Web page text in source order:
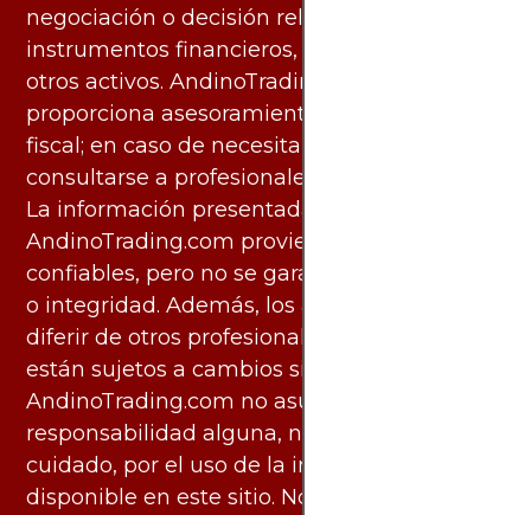
negociación o decisión relacionada con
instrumentos financieros, materias primas u
otros activos. AndinoTrading.com no
proporciona asesoramiento legal, contable o
fiscal; en caso de necesitarlo, debe
consultarse a profesionales especializados.
La información presentada por
AndinoTrading.com proviene de fuentes
confiables, pero no se garantiza su exactitud
o integridad. Además, los análisis pueden
diferir de otros profesionales calificados y
están sujetos a cambios sin previo aviso.
AndinoTrading.com no asume
responsabilidad alguna, ni deber de
cuidado, por el uso de la información
disponible en este sitio. No obstante, este